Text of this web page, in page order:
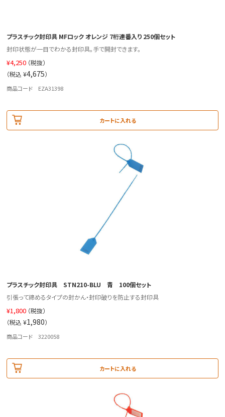
プラスチック封印具 MFロック オレンジ 7桁連番入り 250個セット
封印状態が一目でわかる封印具。手で開封できます。
¥4,250 （税抜）
（税込 ¥4,675）
商品コード EZA31398
カートに入れる
プラスチック封印具 STN210-BLU 青 100個セット
引張って締めるタイプの封かん・封印破りを防止する封印具
¥1,800 （税抜）
（税込 ¥1,980）
商品コード 3220058
カートに入れる